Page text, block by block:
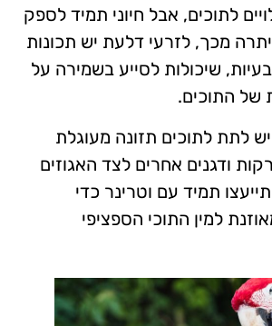
לתוכים, אבל חיוני תמיד לספק
מכך, לזרעי דלעת יש תכונות
שיכולות לסייע בשמירה על
של התוכים.
ויש לתת לתוכים תזונה מעוגלת
ודגנים אחרים לצד האגוזים
תמיד עם וטרינר כדי
למין התוכי הספציפי